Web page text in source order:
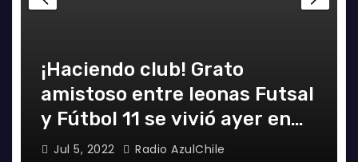
¡Haciendo club! Grato
amistoso entre leonas Futsal
y Fútbol 11 se vivió ayer en
La Florida
Jul 5, 2022 Radio AzulChile